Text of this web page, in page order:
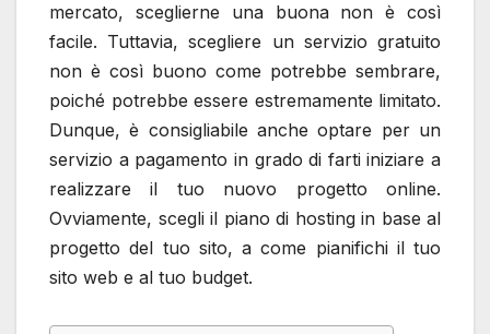
mercato, sceglierne una buona non è così
facile. Tuttavia, scegliere un servizio gratuito
non è così buono come potrebbe sembrare,
poiché potrebbe essere estremamente limitato.
Dunque, è consigliabile anche optare per un
servizio a pagamento in grado di farti iniziare a
realizzare il tuo nuovo progetto online.
Ovviamente, scegli il piano di hosting in base al
progetto del tuo sito, a come pianifichi il tuo
sito web e al tuo budget.